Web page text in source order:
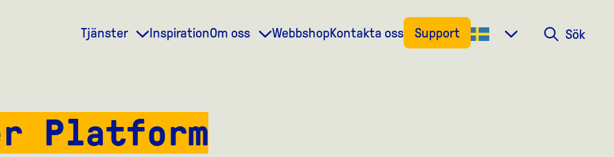
Tjänster InspirationOm oss WebbshopKontakta oss Support Sök
Sök
Platform